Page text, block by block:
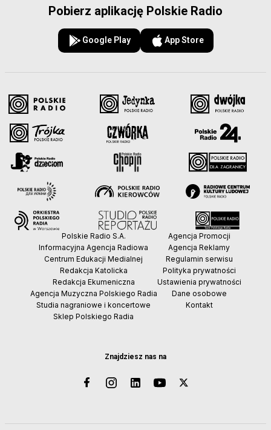
Pobierz aplikację Polskie Radio
Google Play App Store
Znajdziesz nas na
Polskie Radio S.A.
Informacyjna Agencja Radiowa
Centrum Edukacji Medialnej
Redakcja Katolicka
Redakcja Ekumeniczna
Agencja Muzyczna Polskiego Radia
Studia nagraniowe i koncertowe
Sklep Polskiego Radia
Agencja Promocji
Agencja Reklamy
Regulamin serwisu
Polityka prywatności
Ustawienia prywatności
Dane osobowe
Kontakt